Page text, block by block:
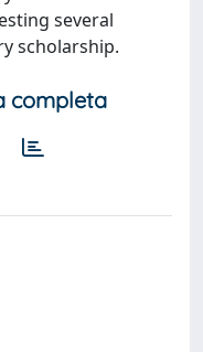
several
scholarship.
completa